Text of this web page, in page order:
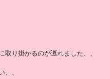
り掛かるのが遅れました、、
、、